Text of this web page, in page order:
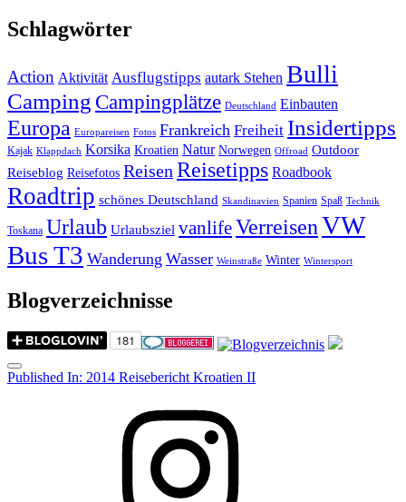
Schlagwörter
Action Aktivität Ausflugstipps autark Stehen Bulli
Camping Campingplätze Deutschland Einbauten
Europa Europareisen Fotos Frankreich Freiheit Insidertipps
Kajak Klappdach Korsika Kroatien Natur Norwegen Offroad Outdoor
Reiseblog Reisefotos ReisenReisetipps Roadbook
Roadtrip schönes Deutschland Skandinavien Spanien Spaß Technik
Toskana Urlaub Urlaubsziel vanlifeVerreisenVW
Bus T3 Wanderung Wasser Weinstraße Winter Wintersport
Blogverzeichnisse
Menu
Post
Published In: 2014 Reisebericht Kroatien II